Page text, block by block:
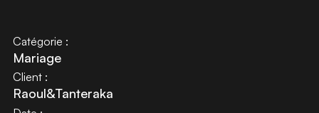
Catégorie :
Mariage
Client :
Raoul&Tanteraka